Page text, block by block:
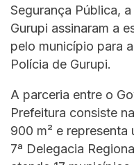
Segurança Pública,
Gurupi assinaram a
pelo município para
Polícia de Gurupi.
A parceria entre o
Prefeitura consiste
900 m² e
7ª Delegacia